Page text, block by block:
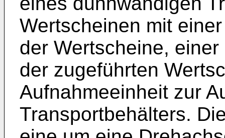
Wertscheinen mit
der Wertscheine,
der zugeführten
Aufnahmeeinheit zur
Transportbehälters.